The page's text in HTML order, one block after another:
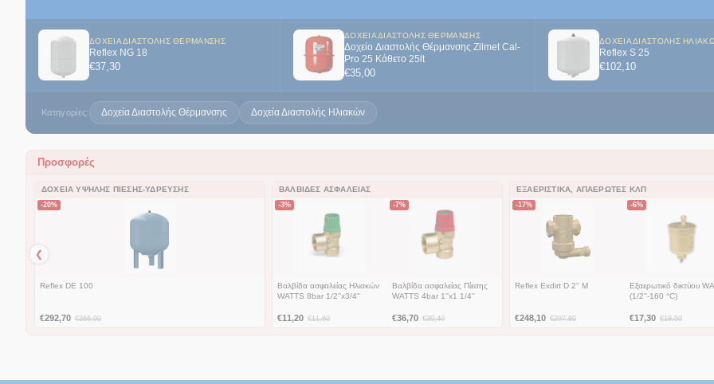
ΔΟΧΕΊΑ ΔΙΑΣΤΟΛΉΣ ΘΈΡΜΑΝΣΗΣ
Reflex NG 18
€37,30
ΔΟΧΕΊΑ ΔΙΑΣΤΟΛΉΣ ΘΈΡΜΑΝΣΗΣ
Δοχείο Διαστολής Θέρμανσης Zilmet Cal-
Pro 25 Κάθετο 25lt
€35,00
ΔΟΧΕΊΑ ΔΙΑΣΤΟΛΉΣ
Reflex S 25
€102,10
Κατηγορίες: Δοχεία Διαστολής Θέρμανσης Δοχεία Διαστολής Ηλιακών
Προσφορές
❮
ΔΟΧΕΊΑ ΥΨΗΛΉΣ ΠΊΕΣΗΣ-ΎΔΡΕΥΣΗΣ
-20%
Reflex DE 100
€292,70 €366,00
ΒΑΛΒΊΔΕΣ ΑΣΦΑΛΕΊΑΣ
-3%
Βαλβίδα ασφαλείας Ηλιακών
WATTS 8bar 1/2''x3/4''
€11,20 €11,60
-7%
Βαλβίδα ασφαλείας Πίεσης
WATTS 4bar 1''x1 1/4''
€36,70 €39,40
ΕΞΑΕΡΙΣΤΙΚΆ, ΑΠΑΕΡΩΤΈΣ ΚΛΠ
-17%
Reflex Exdirt D 2'' M
€248,10 €297,80
-6%
Εξαερωτικό δικτύου
(1/2''-160 °C)
€17,30 €18,50